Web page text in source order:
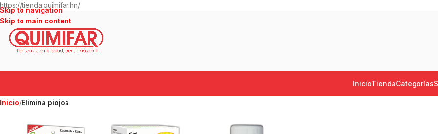
https://tienda.quimifar.hn/
Skip to navigation
Skip to main content
InicioTiendaCategorías
Inicio/Elimina piojos